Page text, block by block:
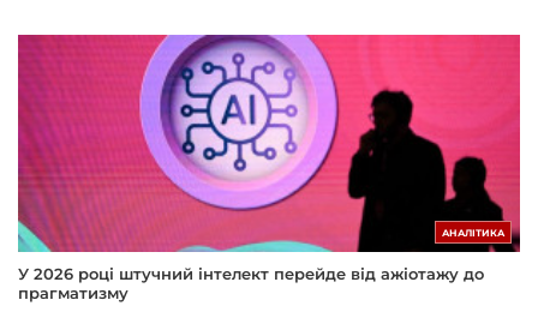
АНАЛІТИКА
У 2026 році штучний інтелект перейде від ажіотажу до
прагматизму